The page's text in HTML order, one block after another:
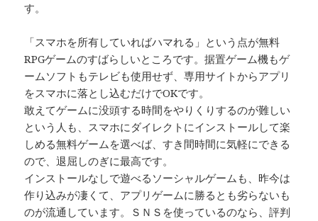
す。
「スマホを所有していればハマれる」という点が無料
RPGゲームのすばらしいところです。据置ゲーム機もゲ
ームソフトもテレビも使用せず、専用サイトからアプリ
をスマホに落とし込むだけでOKです。
敢えてゲームに没頭する時間をやりくりするのが難しい
という人も、スマホにダイレクトにインストールして楽
しめる無料ゲームを選べば、すき間時間に気軽にできる
ので、退屈しのぎに最高です。
インストールなしで遊べるソーシャルゲームも、昨今は
作り込みが凄くて、アプリゲームに勝るとも劣らないも
のが流通しています。ＳＮＳを使っているのなら、評判